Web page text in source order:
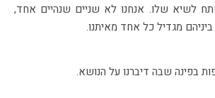
לשיא שלו. אנחנו לא שניים שנהיים אחד,
מגדיל כל אחד מאיתנו.
בפינה שבה דיברנו על הנושא.